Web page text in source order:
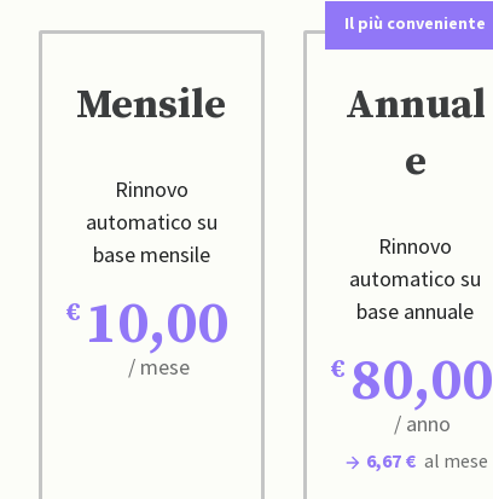
Mensile
Rinnovo
automatico su
base mensile
10,00
/ mese
Il più conveniente
Annual
e
Rinnovo
automatico su
base annuale
80,00
/ anno
6,67 € al mese